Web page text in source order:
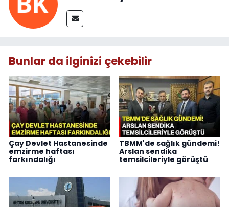
Bunlar da ilginizi çekebilir
Çay Devlet Hastanesinde
emzirme haftası
farkındalığı
TBMM'de sağlık gündemi!
Arslan sendika
temsilcileriyle görüştü